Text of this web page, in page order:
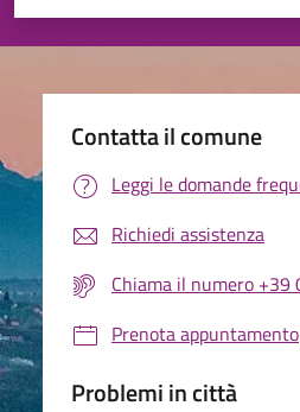
Valuta 5 stelle su
Valuta 4 stelle su 5
Valuta 3 stelle su 5
Valuta 2 stelle su 5
Valuta 1 stelle su 5
Contatta il comune
Leggi le domande
Richiedi assistenza
Chiama il numero
Prenota appuntamento
Problemi in città